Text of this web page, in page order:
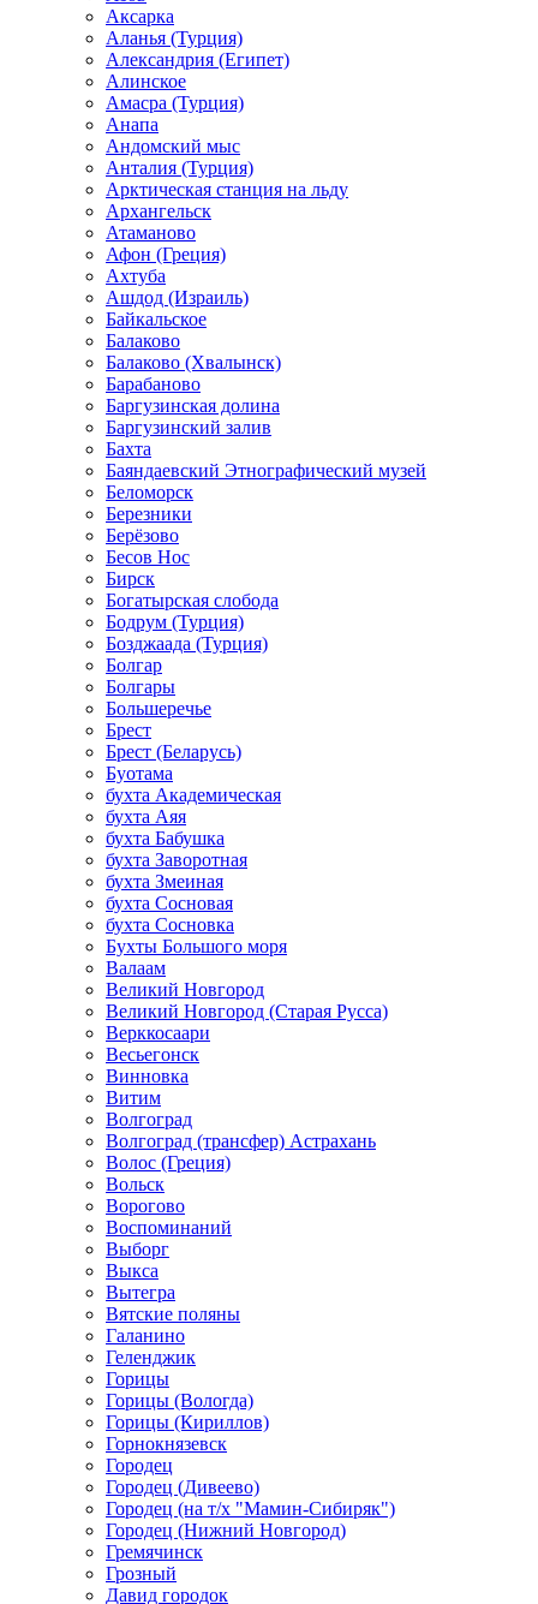
Аксарка
Аланья (Турция)
Александрия (Египет)
Алинское
Амасра (Турция)
Анапа
Андомский мыс
Анталия (Турция)
Арктическая станция на льду
Архангельск
Атаманово
Афон (Греция)
Ахтуба
Ашдод (Израиль)
Байкальское
Балаково
Балаково (Хвалынск)
Барабаново
Баргузинская долина
Баргузинский залив
Бахта
Баяндаевский Этнографический музей
Беломорск
Березники
Берёзово
Бесов Нос
Бирск
Богатырская слобода
Бодрум (Турция)
Бозджаада (Турция)
Болгар
Болгары
Большеречье
Брест
Брест (Беларусь)
Буотама
бухта Академическая
бухта Аяя
бухта Бабушка
бухта Заворотная
бухта Змеиная
бухта Сосновая
бухта Сосновка
Бухты Большого моря
Валаам
Великий Новгород
Великий Новгород (Старая Русса)
Верккосаари
Весьегонск
Винновка
Витим
Волгоград
Волгоград (трансфер) Астрахань
Волос (Греция)
Вольск
Ворогово
Воспоминаний
Выборг
Выкса
Вытегра
Вятские поляны
Галанино
Геленджик
Горицы
Горицы (Вологда)
Горицы (Кириллов)
Горнокнязевск
Городец
Городец (Дивеево)
Городец (на т/х "Мамин-Сибиряк")
Городец (Нижний Новгород)
Гремячинск
Грозный
Давид городок